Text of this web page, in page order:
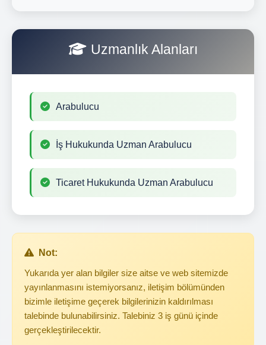
Uzmanlık Alanları
Arabulucu
İş Hukukunda Uzman Arabulucu
Ticaret Hukukunda Uzman Arabulucu
Not:
Yukarıda yer alan bilgiler size aitse ve web sitemizde
yayınlanmasını istemiyorsanız, iletişim bölümünden
bizimle iletişime geçerek bilgilerinizin kaldırılması
talebinde bulunabilirsiniz. Talebiniz 3 iş günü içinde
gerçekleştirilecektir.